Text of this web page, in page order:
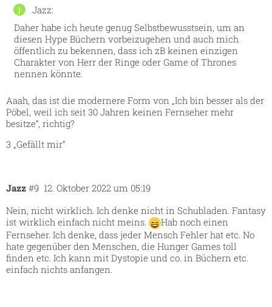
Jazz:
Daher habe ich heute genug Selbstbewusstsein, um an
diesen Hype Büchern vorbeizugehen und auch mich
öffentlich zu bekennen, dass ich zB keinen einzigen
Charakter von Herr der Ringe oder Game of Thrones
nennen könnte.
Aaah, das ist die modernere Form von „Ich bin besser als der
Pöbel, weil ich seit 30 Jahren keinen Fernseher mehr
besitze“, richtig?
3 „Gefällt mir“
Jazz 12. Oktober 2022 um 05:19
#9
Nein, nicht wirklich. Ich denke nicht in Schubladen. Fantasy
ist wirklich einfach nicht meins.
Hab noch einen
Fernseher. Ich denke, dass jeder Mensch Fehler hat etc. No
hate gegenüber den Menschen, die Hunger Games toll
finden etc. Ich kann mit Dystopie und co. in Büchern etc.
einfach nichts anfangen.